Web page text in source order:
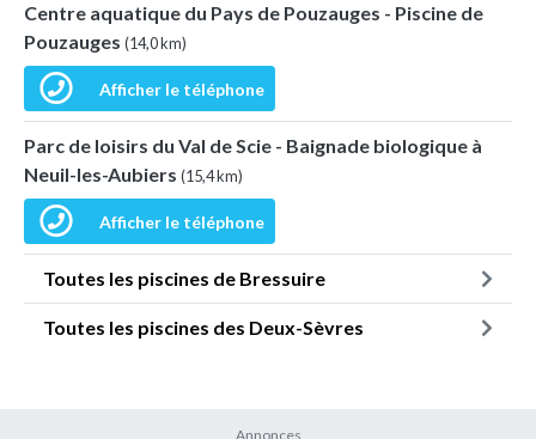
Centre aquatique du Pays de Pouzauges - Piscine de
Pouzauges (14,0 km)
Afficher le téléphone
Parc de loisirs du Val de Scie - Baignade biologique à
Neuil-les-Aubiers (15,4 km)
Afficher le téléphone
Toutes les piscines de Bressuire
Toutes les piscines des Deux-Sèvres